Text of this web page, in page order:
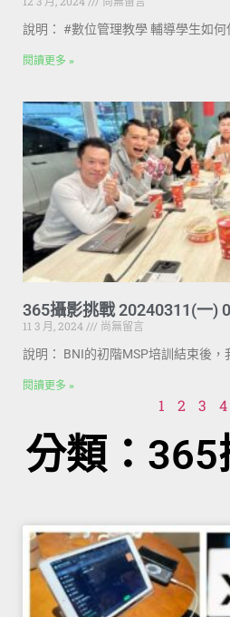
說明： #數位管理教學 輔導學生如何
閱讀更多 »
365攝影挑戰 20240311(一)
11 3 月, 2024
尚無留言
說明： BNI的初階MSP培訓結束後，
閱讀更多 »
1 2 3 4
分類：365